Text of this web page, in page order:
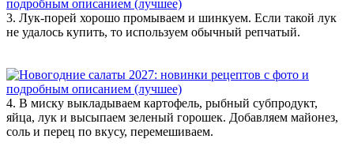
3. Лук-порей хорошо промываем и шинкуем. Если такой лук
не удалось купить, то используем обычный репчатый.
4. В миску выкладываем картофель, рыбный субпродукт,
яйца, лук и высыпаем зеленый горошек. Добавляем майонез,
соль и перец по вкусу, перемешиваем.